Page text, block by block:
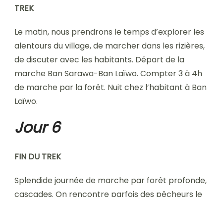
TREK
Le matin, nous prendrons le temps d’explorer les
alentours du village, de marcher dans les rizières,
de discuter avec les habitants. Départ de la
marche Ban Sarawa-Ban Laïwo. Compter 3 à 4h
de marche par la forêt. Nuit chez l’habitant à Ban
Laïwo.
Jour 6
FIN DU TREK
Splendide journée de marche par forêt profonde,
cascades. On rencontre parfois des pêcheurs le